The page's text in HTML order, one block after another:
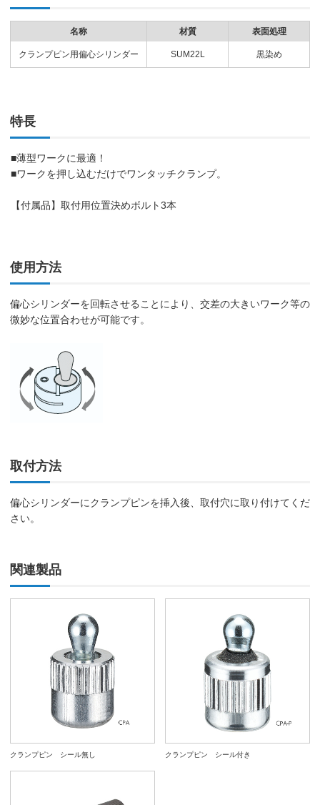
名称 材質 表面処理
クランプピン用偏心シリンダー SUM22L 黒染め
特長
■薄型ワークに最適！
■ワークを押し込むだけでワンタッチクランプ。
【付属品】取付用位置決めボルト3本
使用方法
偏心シリンダーを回転させることにより、交差の大きいワーク等の
微妙な位置合わせが可能です。
取付方法
偏心シリンダーにクランプピンを挿入後、取付穴に取り付けてくだ
さい。
関連製品
クランプピン シール無し クランプピン シール付き